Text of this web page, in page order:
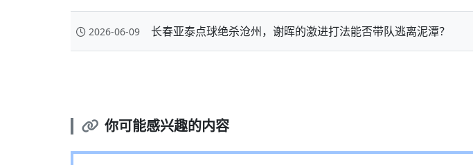
2026-06-09 长春亚泰点球绝杀沧州，谢晖的激进打法能否带队逃离泥潭？
你可能感兴趣的内容